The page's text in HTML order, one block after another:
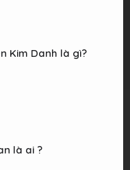
Kim Danh là gì?
là ai ?